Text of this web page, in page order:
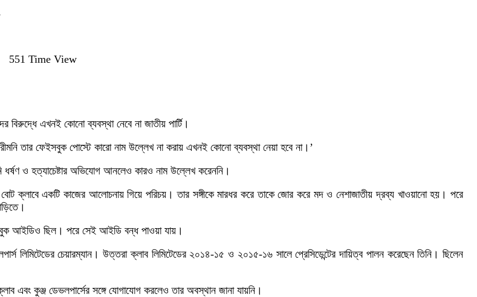
551 Time View
এখনই কোনো ব্যবস্থা নেবে না জাতীয় পার্টি।
তার ফেইসবুক পোস্টে কারো নাম উল্লেখ না করায় এখনই কোনো ব্যবস্থা নেয়া হবে না।’
ও হত্যাচেষ্টার অভিযোগ আনলেও কারও নাম উল্লেখ করেননি।
বোট ক্লাবে একটি কাজের আলোচনায় গিয়ে পরিচয়। তার সঙ্গীকে মারধর করে তাকে জোর করে মদ ও নেশাজাতীয় দ্রব্য খাওয়ানো হয়। পরে
আইডিও ছিল। পরে সেই আইডি বন্ধ পাওয়া যায়।
লিমিটেডের চেয়ারম্যান। উত্তরা ক্লাব লিমিটেডের ২০১৪-১৫ ও ২০১৫-১৬ সালে প্রেসিডেন্টের দায়িত্ব পালন করেছেন তিনি। ছিলেন
এবং কুঞ্জ ডেভলপার্সের সঙ্গে যোগাযোগ করলেও তার অবস্থান জানা যায়নি।